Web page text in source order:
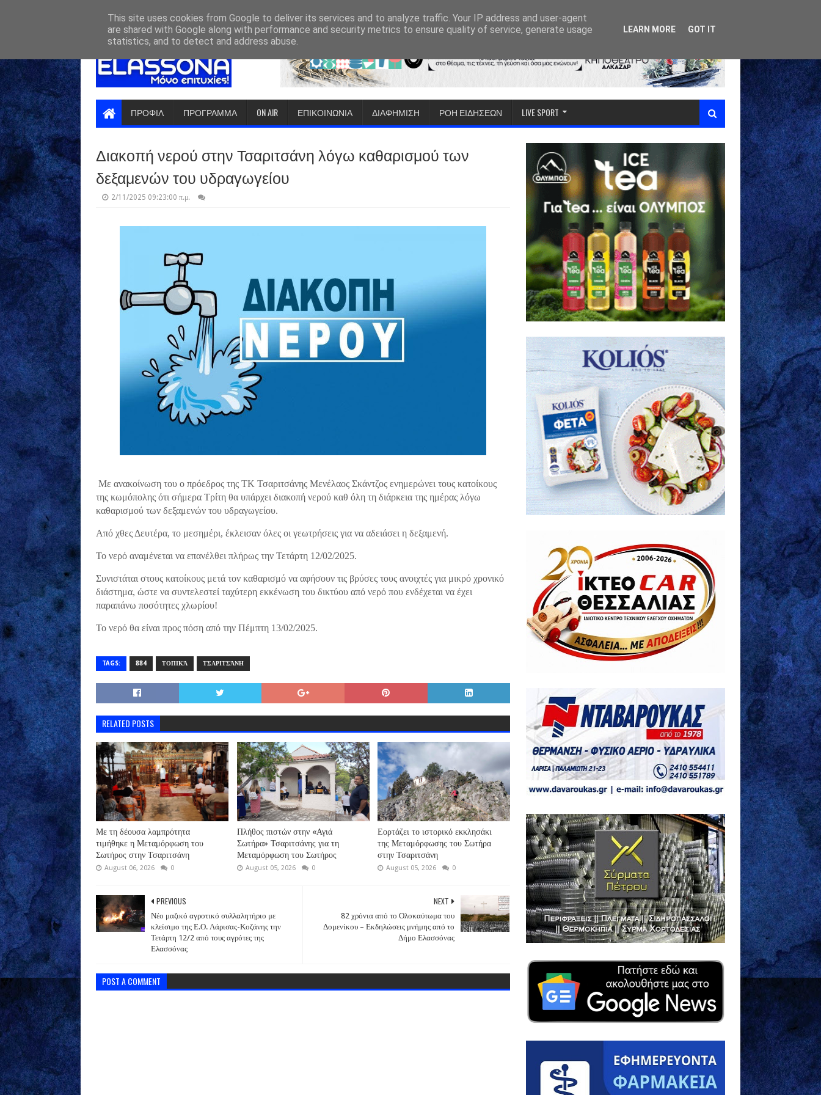
ΠΡΟΦΙΛ ΠΡΟΓΡΑΜΜΑ ON AIR ΕΠΙΚΟΙΝΩΝΙΑ ΔΙΑΦΗΜΙΣΗ ΡΟΗ ΕΙΔΗΣΕΩΝ LIVE SPORT
Διακοπή νερού στην Τσαριτσάνη λόγω καθαρισμού των
δεξαμενών του υδραγωγείου
2/11/2025 09:23:00 π.μ.
Με ανακοίνωση του ο πρόεδρος της ΤΚ Τσαριτσάνης Μενέλαος Σκάντζος ενημερώνει τους κατοίκους
της κωμόπολης ότι σήμερα Τρίτη θα υπάρχει διακοπή νερού καθ όλη τη διάρκεια της ημέρας λόγω
καθαρισμού των δεξαμενών του υδραγωγείου.
Από χθες Δευτέρα, το μεσημέρι, έκλεισαν όλες οι γεωτρήσεις για να αδειάσει η δεξαμενή.
Το νερό αναμένεται να επανέλθει πλήρως την Τετάρτη 12/02/2025.
Συνιστάται στους κατοίκους μετά τον καθαρισμό να αφήσουν τις βρύσες τους ανοιχτές για μικρό χρονικό
διάστημα, ώστε να συντελεστεί ταχύτερη εκκένωση του δικτύου από νερό που ενδέχεται να έχει
παραπάνω ποσότητες χλωρίου!
Το νερό θα είναι προς πόση από την Πέμπτη 13/02/2025.
TAGS: 884 ΤΟΠΙΚΆ ΤΣΑΡΙΤΣΆΝΗ
RELATED POSTS
Με τη δέουσα λαμπρότητα
τιμήθηκε η Μεταμόρφωση του
Σωτήρος στην Τσαριτσάνη
August 06, 2026 0
Πλήθος πιστών στην «Αγιά
Σωτήρα» Τσαριτσάνης για τη
Μεταμόρφωση του Σωτήρος
August 05, 2026 0
Εορτάζει το ιστορικό εκκλησάκι
της Μεταμόρφωσης του Σωτήρα
στην Τσαριτσάνη
August 05, 2026 0
NEXT
82 χρόνια από το Ολοκαύτωμα του
Δομενίκου – Εκδηλώσεις μνήμης από το
Δήμο Ελασσόνας
PREVIOUS
Νέο μαζικό αγροτικό συλλαλητήριο με
κλείσιμο της Ε.Ο. Λάρισας-Κοζάνης την
Τετάρτη 12/2 από τους αγρότες της
Ελασσόνας
POST A COMMENT
This site uses cookies from Google to deliver its services and to analyze traffic. Your IP address and user-agent
are shared with Google along with performance and security metrics to ensure quality of service, generate usage
statistics, and to detect and address abuse.
LEARN MORE GOT IT